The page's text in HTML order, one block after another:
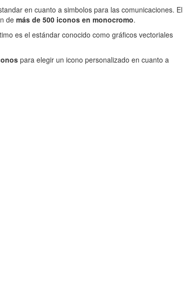
en cuanto a simbolos para las comunicaciones. El
de más de 500 iconos en monocromo.
es el estándar conocido como gráficos vectoriales
para elegir un icono personalizado en cuanto a